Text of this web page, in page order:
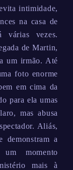
intimidade,
na casa de
vezes.
de Martin,
um irmão. Até
foto enorme
em cima da
para ela umas
mas abusa
Aliás,
a
momento
mais à